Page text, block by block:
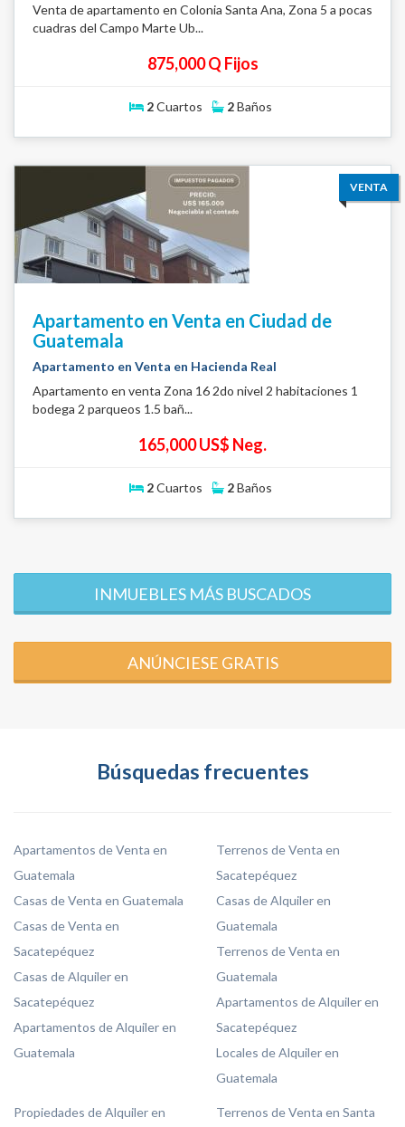
Venta de apartamento en Colonia Santa Ana, Zona 5 a pocas
cuadras del Campo Marte Ub...
875,000 Q Fijos
2Cuartos 2Baños
VENTA
Apartamento en Venta en Ciudad de
Guatemala
Apartamento en Venta en Hacienda Real
Apartamento en venta Zona 16 2do nivel 2 habitaciones 1
bodega 2 parqueos 1.5 bañ...
165,000 US$ Neg.
2Cuartos 2Baños
INMUEBLES MÁS BUSCADOS
ANÚNCIESE GRATIS
Búsquedas frecuentes
Apartamentos de Venta en
Guatemala
Casas de Venta en Guatemala
Casas de Venta en
Sacatepéquez
Casas de Alquiler en
Sacatepéquez
Apartamentos de Alquiler en
Guatemala
Terrenos de Venta en
Sacatepéquez
Casas de Alquiler en
Guatemala
Terrenos de Venta en
Guatemala
Apartamentos de Alquiler en
Sacatepéquez
Locales de Alquiler en
Guatemala
Propiedades de Alquiler en
Terrenos de Venta en Santa